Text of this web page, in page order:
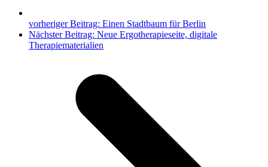
vorheriger Beitrag: Einen Stadtbaum für Berlin
Nächster Beitrag: Neue Ergotherapieseite, digitale
Therapiematerialien